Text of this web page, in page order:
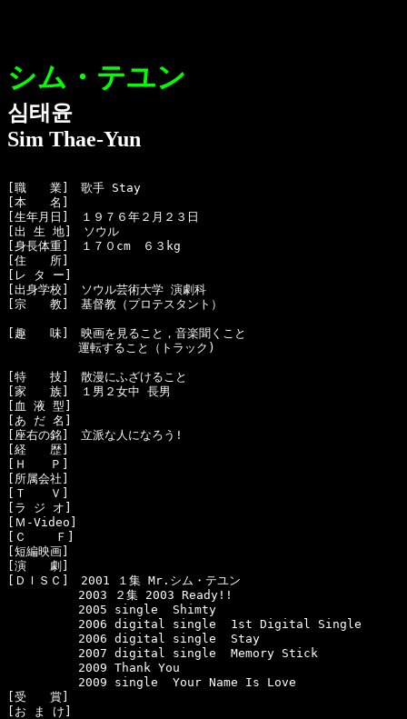
シム・テユン
심태윤
Sim Thae-Yun
[職　　業]　歌手 Stay
[本　　名]
[生年月日]　１９７６年２月２３日
[出 生 地]　ソウル
[身長体重]　１７０cm　６３kg
[住　　所]
[レ タ ー]
[出身学校]　ソウル芸術大学 演劇科
[宗　　教]　基督教（プロテスタント）
[趣　　味]　映画を見ること，音楽聞くこと
運転すること（トラック)
[特　　技]　散漫にふざけること
[家　　族]　１男２女中 長男
[血 液 型]
[あ だ 名]
[座右の銘]　立派な人になろう!
[経　　歴]
[Ｈ　　Ｐ]
[所属会社]
[Ｔ　　Ｖ]
[ラ ジ オ]
[Ｍ-Video]
[Ｃ    Ｆ]
[短編映画]
[演　　劇]
[ＤＩＳＣ]　2001 １集 Mr.シム・テユン
2003 ２集 2003 Ready!!
2005 single  Shimty
2006 digital single  1st Digital Single
2006 digital single  Stay
2007 digital single  Memory Stick
2009 Thank You
2009 single  Your Name Is Love
[受　　賞]
[お ま け]